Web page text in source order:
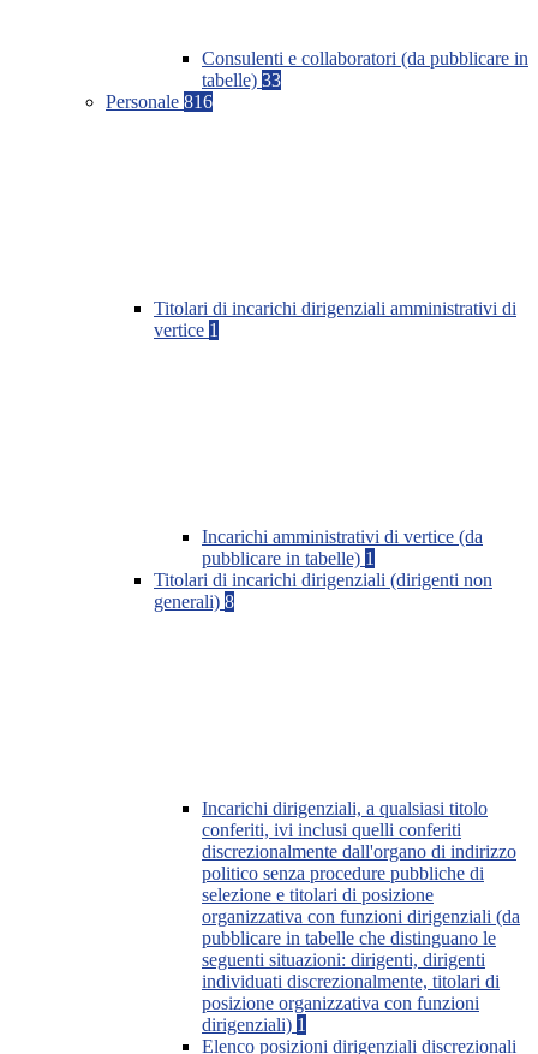
Consulenti e collaboratori (da pubblicare in
tabelle) 33
Personale 816
Titolari di incarichi dirigenziali amministrativi di
vertice 1
Incarichi amministrativi di vertice (da
pubblicare in tabelle) 1
Titolari di incarichi dirigenziali (dirigenti non
generali) 8
Incarichi dirigenziali, a qualsiasi titolo
conferiti, ivi inclusi quelli conferiti
discrezionalmente dall'organo di indirizzo
politico senza procedure pubbliche di
selezione e titolari di posizione
organizzativa con funzioni dirigenziali (da
pubblicare in tabelle che distinguano le
seguenti situazioni: dirigenti, dirigenti
individuati discrezionalmente, titolari di
posizione organizzativa con funzioni
dirigenziali) 1
Elenco posizioni dirigenziali discrezionali